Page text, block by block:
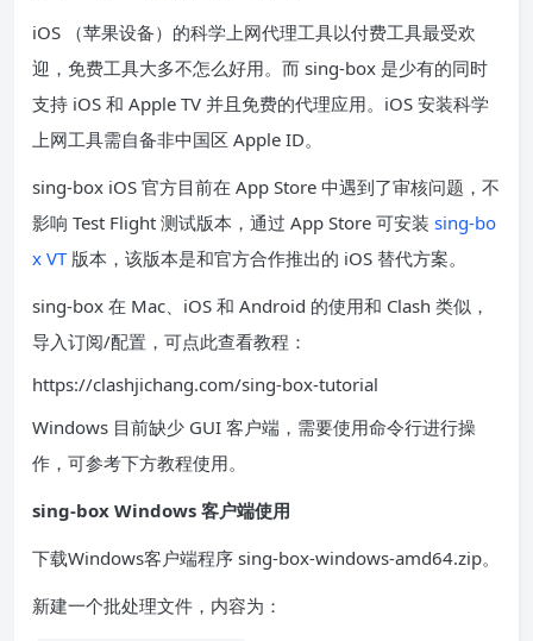
iOS （苹果设备）的科学上网代理工具以付费工具最受欢
迎，免费工具大多不怎么好用。而 sing-box 是少有的同时
支持 iOS 和 Apple TV 并且免费的代理应用。iOS 安装科学
上网工具需自备非中国区 Apple ID。
sing-box iOS 官方目前在 App Store 中遇到了审核问题，不
影响 Test Flight 测试版本，通过 App Store 可安装 sing-bo
x VT版本，该版本是和官方合作推出的 iOS 替代方案。
sing-box 在 Mac、iOS 和 Android 的使用和 Clash 类似，
导入订阅/配置，可点此查看教程：
https://clashjichang.com/sing-box-tutorial
Windows 目前缺少 GUI 客户端，需要使用命令行进行操
作，可参考下方教程使用。
sing-box Windows 客户端使用
下载Windows客户端程序 sing-box-windows-amd64.zip。
新建一个批处理文件，内容为：